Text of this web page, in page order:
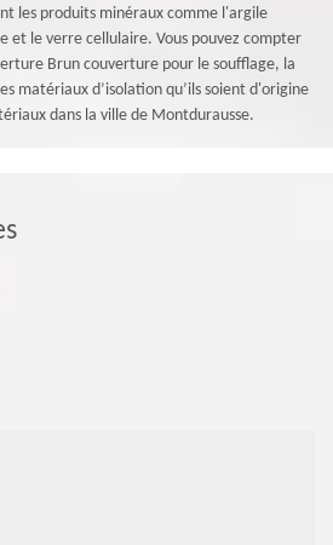
les produits minéraux comme l'argile
et le verre cellulaire. Vous pouvez compter
Brun couverture pour le soufflage, la
matériaux d’isolation qu’ils soient d'origine
dans la ville de Montdurausse.